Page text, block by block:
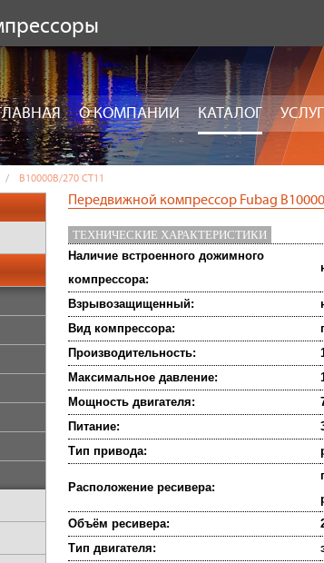
О КОМПАНИИ КАТАЛОГ
B10000B/270 CT11
Передвижной компрессор Fubag
ТЕХНИЧЕСКИЕ ХАРАКТЕРИСТИКИ
Наличие встроенного дожимного
компрессора:
Взрывозащищенный:
Вид компрессора:
Производительность:
Максимальное давление:
Мощность двигателя:
Питание:
Тип привода:
Расположение ресивера:
Объём ресивера:
Тип двигателя: